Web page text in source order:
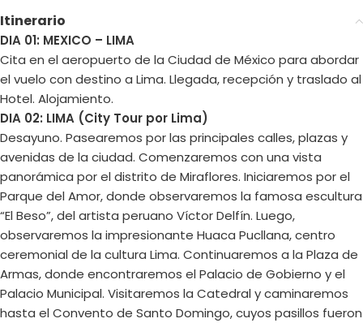
Itinerario
DIA 01: MEXICO – LIMA
Cita en el aeropuerto de la Ciudad de México para abordar
el vuelo con destino a Lima. Llegada, recepción y traslado al
Hotel. Alojamiento.
DIA 02: LIMA (City Tour por Lima)
Desayuno. Pasearemos por las principales calles, plazas y
avenidas de la ciudad. Comenzaremos con una vista
panorámica por el distrito de Miraflores. Iniciaremos por el
Parque del Amor, donde observaremos la famosa escultura
“El Beso”, del artista peruano Víctor Delfín. Luego,
observaremos la impresionante Huaca Pucllana, centro
ceremonial de la cultura Lima. Continuaremos a la Plaza de
Armas, donde encontraremos el Palacio de Gobierno y el
Palacio Municipal. Visitaremos la Catedral y caminaremos
hasta el Convento de Santo Domingo, cuyos pasillos fueron